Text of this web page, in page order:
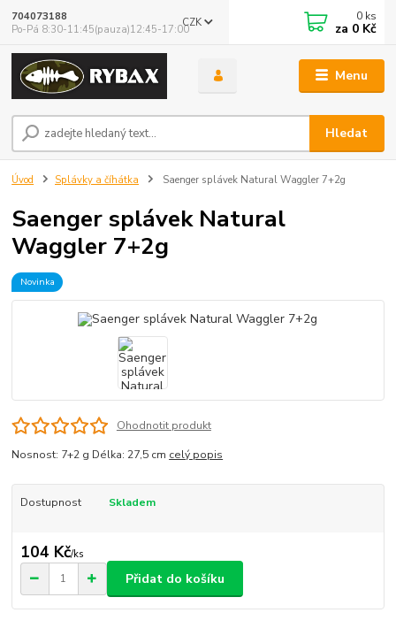
Menu
CZK
Hledat
704073188
Po-Pá 8:30-11:45(pauza)12:45-17:00
0 ks
za 0 Kč
Úvod Splávky a číhátka Saenger splávek Natural Waggler 7+2g
Saenger splávek Natural
Waggler 7+2g
Novinka
Ohodnotit produkt
Nosnost: 7+2 g Délka: 27,5 cm celý popis
Dostupnost Skladem
104 Kč/ks
Přidat do košíku